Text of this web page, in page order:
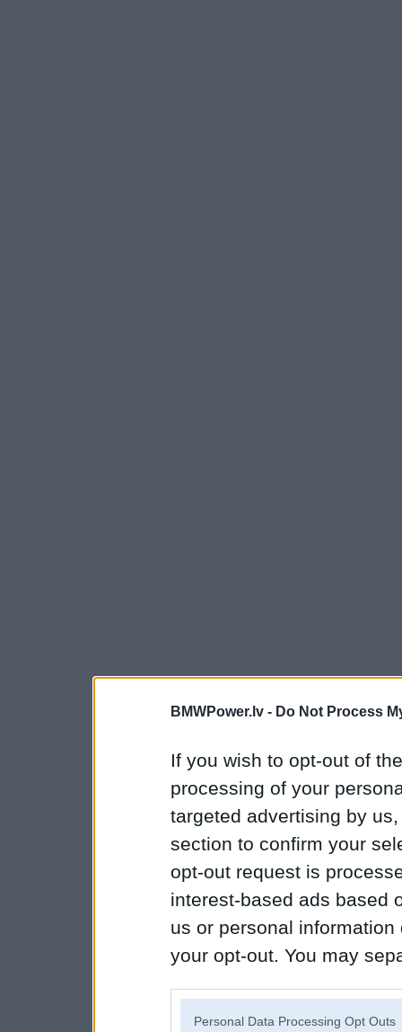
BMWPower.lv - Do Not Process
If you wish to opt-out of
processing of your
targeted advertising by
section to confirm your
opt-out request is
interest-based ads based
us or personal
your opt-out. You may
Personal Data Processing Opt Outs